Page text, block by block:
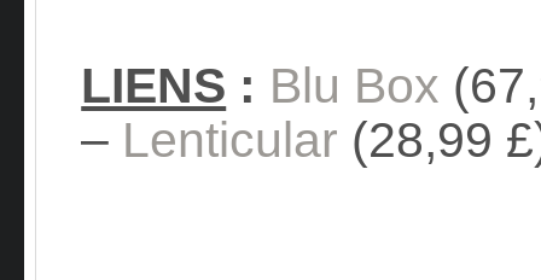
LIENS : Blu Box
– Lenticular (28,99